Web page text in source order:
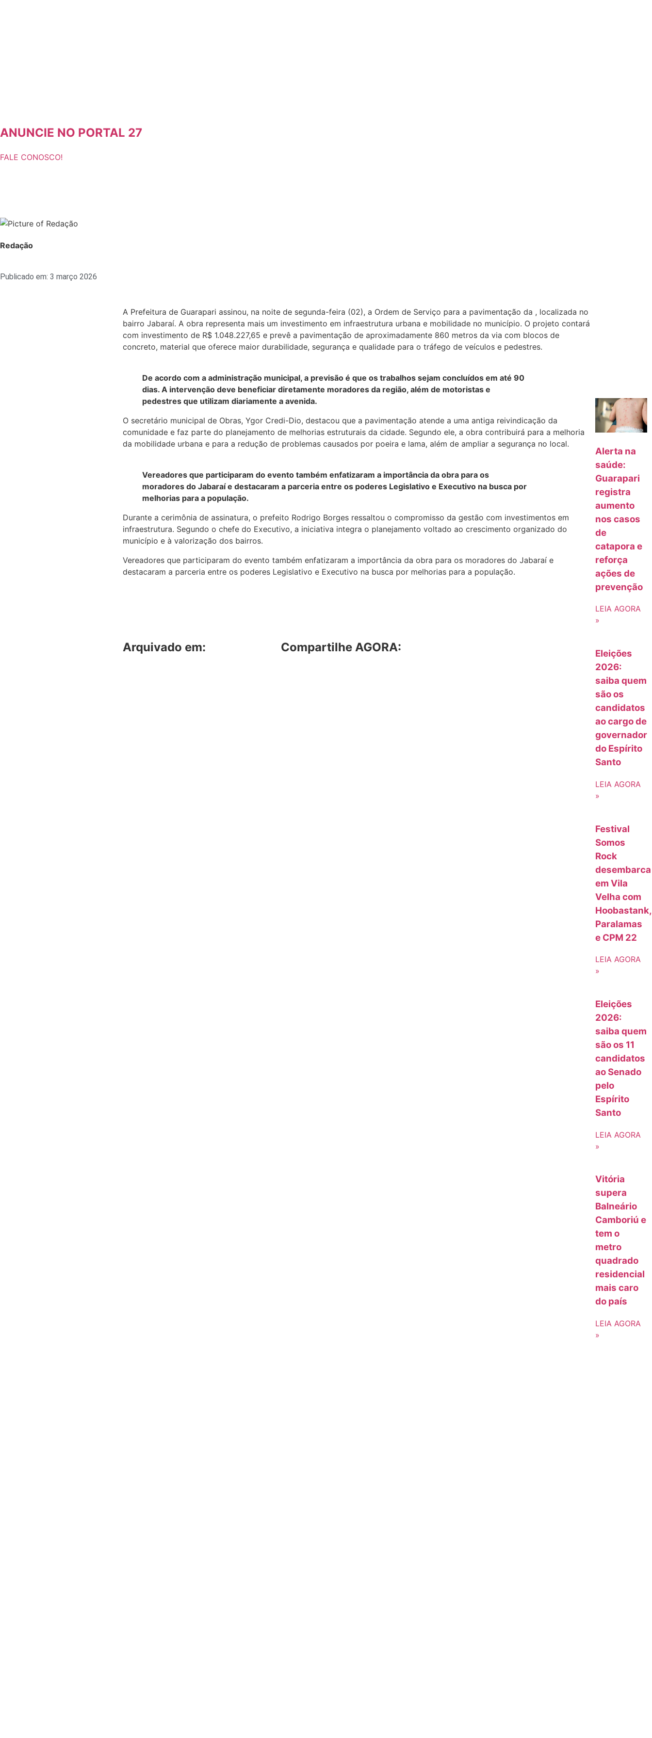
ANUNCIE NO PORTAL 27
FALE CONOSCO!
Redação
Publicado em: 3 março 2026
A Prefeitura de Guarapari assinou, na noite de segunda-feira (02), a Ordem de Serviço para a pavimentação da , localizada no
bairro Jabaraí. A obra representa mais um investimento em infraestrutura urbana e mobilidade no município. O projeto contará
com investimento de R$ 1.048.227,65 e prevê a pavimentação de aproximadamente 860 metros da via com blocos de
concreto, material que oferece maior durabilidade, segurança e qualidade para o tráfego de veículos e pedestres.
De acordo com a administração municipal, a previsão é que os trabalhos sejam concluídos em até 90
dias. A intervenção deve beneficiar diretamente moradores da região, além de motoristas e
pedestres que utilizam diariamente a avenida.
O secretário municipal de Obras, Ygor Credi-Dio, destacou que a pavimentação atende a uma antiga reivindicação da
comunidade e faz parte do planejamento de melhorias estruturais da cidade. Segundo ele, a obra contribuirá para a melhoria
da mobilidade urbana e para a redução de problemas causados por poeira e lama, além de ampliar a segurança no local.
Vereadores que participaram do evento também enfatizaram a importância da obra para os
moradores do Jabaraí e destacaram a parceria entre os poderes Legislativo e Executivo na busca por
melhorias para a população.
Durante a cerimônia de assinatura, o prefeito Rodrigo Borges ressaltou o compromisso da gestão com investimentos em
infraestrutura. Segundo o chefe do Executivo, a iniciativa integra o planejamento voltado ao crescimento organizado do
município e à valorização dos bairros.
Vereadores que participaram do evento também enfatizaram a importância da obra para os moradores do Jabaraí e
destacaram a parceria entre os poderes Legislativo e Executivo na busca por melhorias para a população.
Arquivado em: Compartilhe AGORA:
Alerta na
saúde:
Guarapari
registra
aumento
nos casos
de
catapora e
reforça
ações de
prevenção
LEIA AGORA
»
Eleições
2026:
saiba quem
são os
candidatos
ao cargo de
governador
do Espírito
Santo
LEIA AGORA
»
Festival
Somos
Rock
desembarca
em Vila
Velha com
Hoobastank,
Paralamas
e CPM 22
LEIA AGORA
»
Eleições
2026:
saiba quem
são os 11
candidatos
ao Senado
pelo
Espírito
Santo
LEIA AGORA
»
Vitória
supera
Balneário
Camboriú e
tem o
metro
quadrado
residencial
mais caro
do país
LEIA AGORA
»